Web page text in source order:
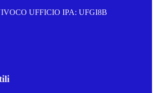
UFFICIO IPA: UFGI8B